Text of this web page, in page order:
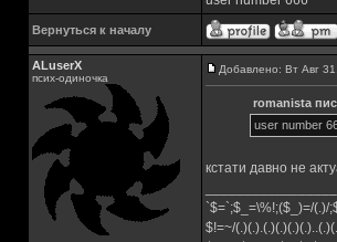
Вернуться к началу
ALuserX
псих-одиночка
Добавлено: Вт Авг
romanista
user number
кстати давно не
`$=`;$_=\%!;($_)=/(.)/
$!=~/